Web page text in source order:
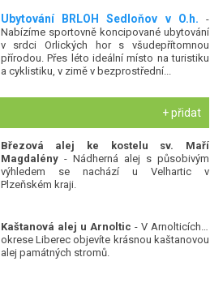
Ubytování BRLOH Sedloňov v O.h. -
Nabízíme sportovně koncipované ubytování
v srdci Orlických hor s všudepřítomnou
přírodou. Přes léto ideální místo na turistiku
a cyklistiku, v zimě v bezprostřední...
+ přidat
Březová alej ke kostelu sv. Maří
Magdalény- Nádherná alej s působivým
výhledem se nachází u Velhartic v
Plzeňském kraji.
Kaštanová alej u Arnoltic - V Arnolticích v
okrese Liberec objevíte krásnou kaštanovou
alej památných stromů.